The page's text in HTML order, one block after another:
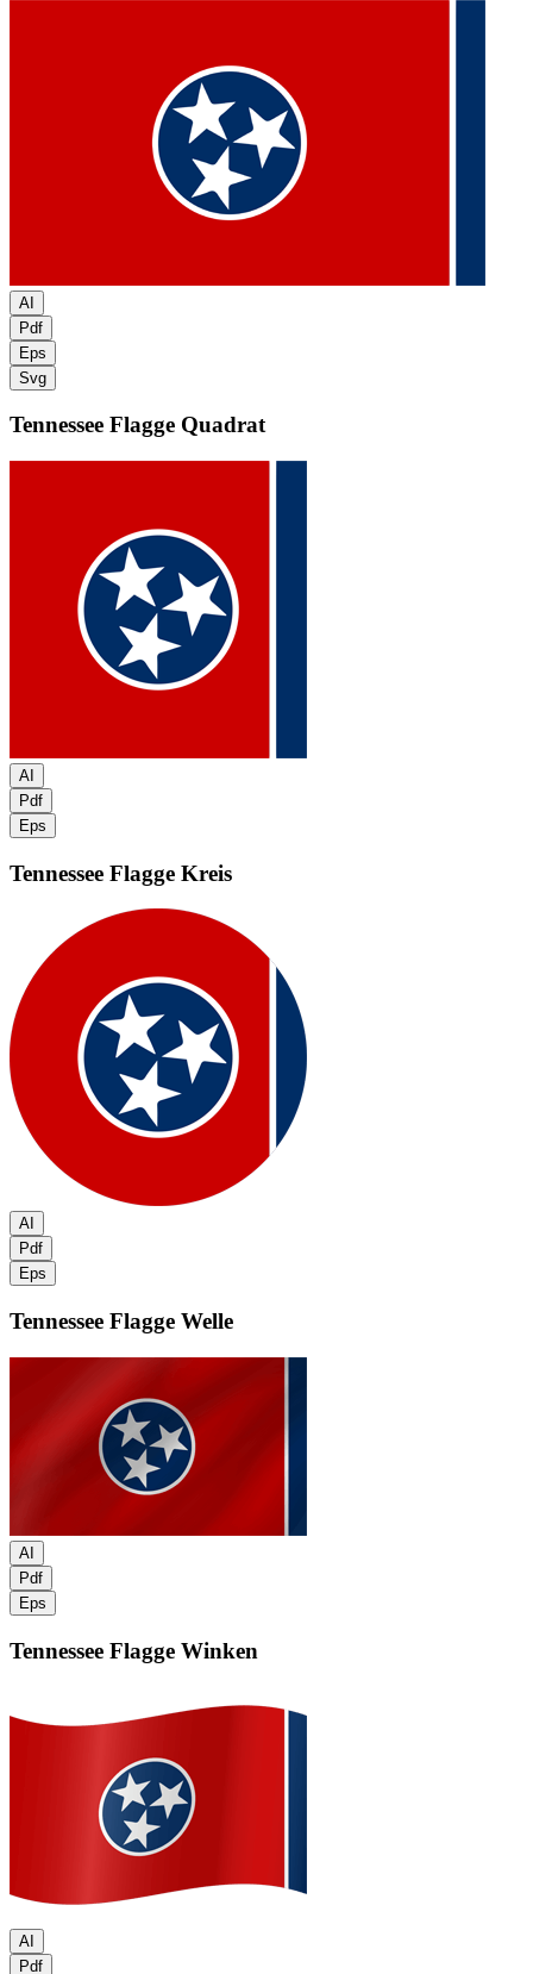
AI
Pdf
Eps
Svg
Tennessee Flagge Quadrat
AI
Pdf
Eps
Tennessee Flagge Kreis
AI
Pdf
Eps
Tennessee Flagge Welle
AI
Pdf
Eps
Tennessee Flagge Winken
AI
Pdf